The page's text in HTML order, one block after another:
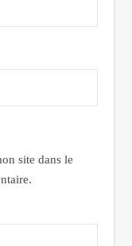
site dans le